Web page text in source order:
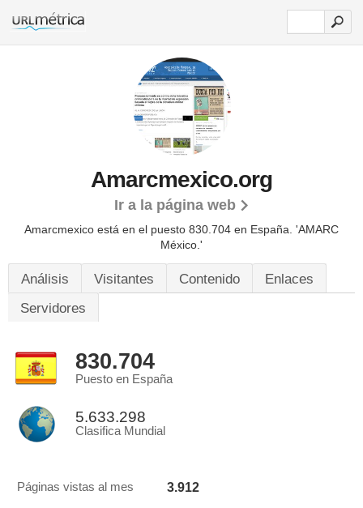
Amarcmexico.org
Ir a la página web
Amarcmexico está en el puesto 830.704 en España. 'AMARC
México.'
Análisis Visitantes Contenido
Enlaces
Servidores
830.704
Puesto en España
5.633.298
Clasifica Mundial
Páginas vistas al mes 3.912